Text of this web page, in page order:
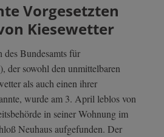
Vorgesetzten
Kiesewetter
Bundesamts für
der sowohl den unmittelbaren
als auch einen ihrer
wurde am 3. April leblos von
in seiner Wohnung im
Neuhaus aufgefunden. Der